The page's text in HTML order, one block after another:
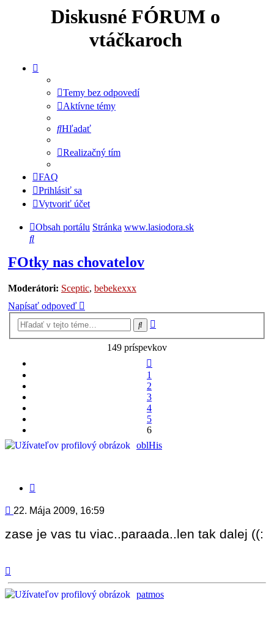
Diskusné FÓRUM o
vtáčkaroch
Temy bez odpovedí
Aktívne témy
Hľadať
Realizačný tím
FAQ
Prihlásiť sa
Vytvoriť účet
Obsah portálu Stránka www.lasiodora.sk
Hľadať
FOtky nas chovatelov
Moderátori: Sceptic, bebekexxx
Napísať odpoveď
Hľadať
149 príspevkov
1
2
3
4
5
6
oblHis
Príspevok
22. Mája 2009, 16:59
zase je vas tu viac..paraada..len tak dalej ((:
patmos